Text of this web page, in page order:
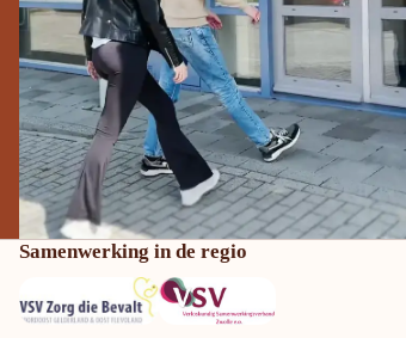
Samenwerking in de regio